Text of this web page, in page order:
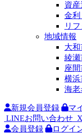
資産
金利
リ
地域情報
大
綾瀬
座
横浜
海
新規会員登録
マ
LINEお問い合わせ
会員登録
ログイ